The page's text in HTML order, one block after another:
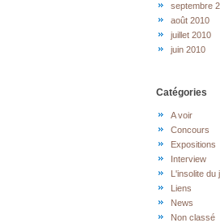
septembre
août 2010
juillet 2010
juin 2010
Catégories
A voir
Concours
Expositions
Interview
L'insolite du
Liens
News
Non classé